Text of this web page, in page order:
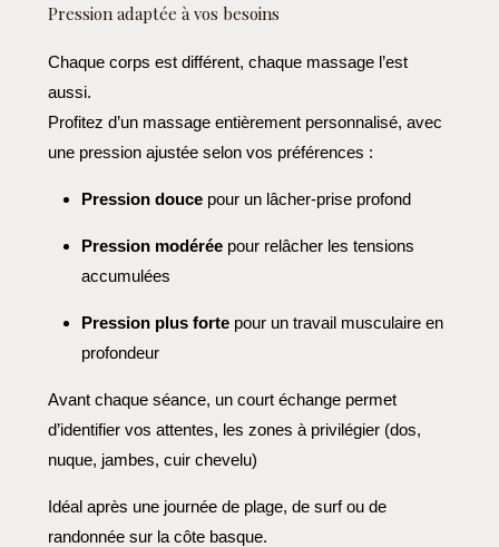
Pression adaptée à vos besoins
Chaque corps est différent, chaque massage l’est
aussi.
Profitez d’un massage entièrement personnalisé, avec
une pression ajustée selon vos préférences :
Pression douce pour un lâcher-prise profond
Pression modérée pour relâcher les tensions
accumulées
Pression plus forte pour un travail musculaire en
profondeur
Avant chaque séance, un court échange permet
d’identifier vos attentes, les zones à privilégier (dos,
nuque, jambes, cuir chevelu)
Idéal après une journée de plage, de surf ou de
randonnée sur la côte basque.